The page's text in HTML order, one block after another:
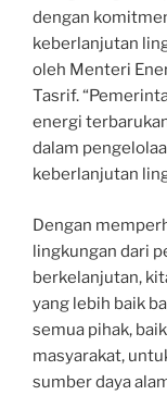
dengan
keberlanjutan
oleh Menteri
Tasrif.
energi
dalam
keberlanjutan
Dengan
lingkungan dari
berkelanjutan,
yang lebih baik
semua pihak,
masyarakat,
sumber daya